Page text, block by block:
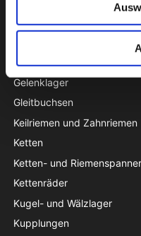
Sonderangebot
Gehäuselager
Gelenklager
Gleitbuchsen
Keilriemen und Zahnriemen
Ketten
Ketten- und Riemenspanner
Kettenräder
Kugel- und Wälzlager
Kupplungen